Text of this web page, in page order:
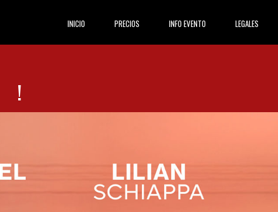
INICIO(current) PRECIOS INFO EVENTO LEGALES